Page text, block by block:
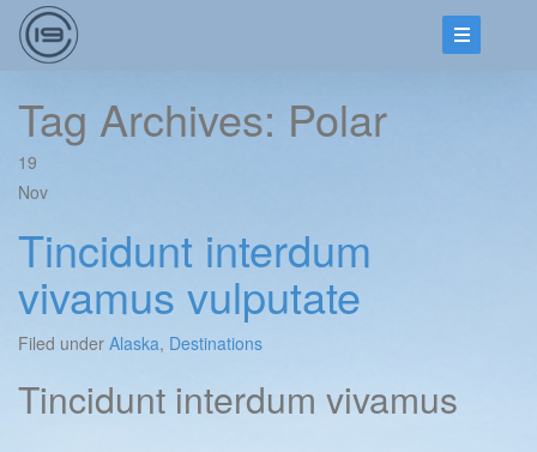
Tag Archives: Polar
19
Nov
Tincidunt interdum
vivamus vulputate
Filed under Alaska, Destinations
Tincidunt interdum vivamus